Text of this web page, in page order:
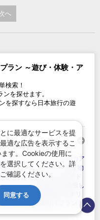
へ
ラン ～遊び・体験・ア
検索！
を探せます。
を探すなら日本旅行の遊
アクティビティ |川・湖のア
雪のアクティビティ | 乗り物
ーツ・ゲーム体験
|エステ・温泉・その他癒し
施設|伝統文化体験
タカー 団体向けプラン
に最適なサービスを提
適な広告を表示するこ
す。Cookieの使用に
選択してください。詳
確認ください。
同意する